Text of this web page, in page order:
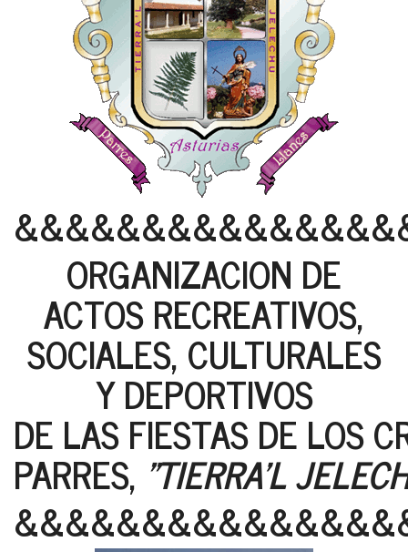
ORGANIZACION DE
ACTOS RECREATIVOS,
SOCIALES, CULTURALES
Y DEPORTIVOS
DE LAS FIESTAS DE LOS
PARRES, "TIERRA'L